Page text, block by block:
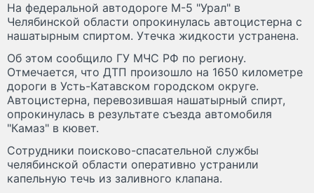
На федеральной автодороге М-5 "Урал" в
Челябинской области опрокинулась автоцистерна с
нашатырным спиртом. Утечка жидкости устранена.
Об этом сообщило ГУ МЧС РФ по региону.
Отмечается, что ДТП произошло на 1650 километре
дороги в Усть-Катавском городском округе.
Автоцистерна, перевозившая нашатырный спирт,
опрокинулась в результате съезда автомобиля
"Камаз" в кювет.
Сотрудники поисково-спасательной службы
челябинской области оперативно устранили
капельную течь из заливного клапана.